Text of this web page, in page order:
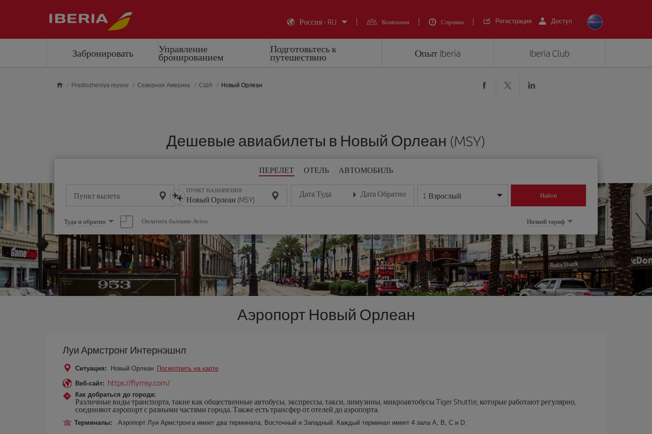
Россия - RU
Компании Справка Регистрация Доступ
Забронировать Управление
бронированием
Подготовьтесь к
путешествию Опыт Iberia Iberia Club
Predlozheniya reysov Северная Америка США Новый Орлеан
Дешевые авиабилеты в Новый Орлеан (MSY)
ПЕРЕЛЕТ ОТЕЛЬ АВТОМОБИЛЬ
Пункт вылета ПУНКТ НАЗНАЧЕНИЯ Дата Туда
Введите дату в формате день/месяц/год
Дата Обратно
Введите дату в формате день/месяц/год
1 Взрослый Найти
Выберите
опцию
Туда и обратно Оплатить баллами Avios Низкий тариф
Аэропорт Новый Орлеан
Луи Армстронг Интернэшнл
Ситуация: Новый Орлеан Посмотреть на карте
Веб-сайт: https://flymsy.com/
Как добраться до города:
Различные виды транспорта, такие как общественные автобусы, экспрессы, такси, лимузины, микроавтобусы Tiger Shuttle, которые работают регулярно,
соединяют аэропорт с разными частями города. Также есть трансфер от отелей до аэропорта.
Терминалы: Аэропорт Луи Армстронга имеет два терминала, Восточный и Западный. Каждый терминал имеет 4 зала A, B, C и D.